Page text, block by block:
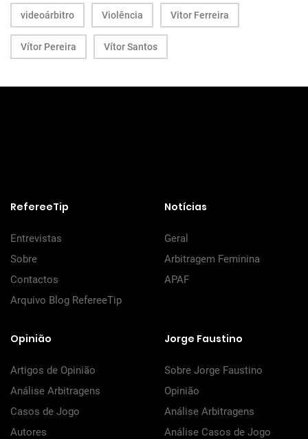
videoárbitro Violência Vitor Ferreira
Vítor Pereira Vítor Santos
RefereeTip
Entrevistas
Sobre
Contactos
Arquivo Blog RefereeTip
Notícias
Geral
Arbitragem Feminina
APAF
Opinião
Artigos de Opinião
Análise Arbitragens
Casos de Jogo
Autores
Jorge Faustino
Sobre Jorge Faustino
Opinião
Análise Arbitragens
Análise Casos de Jogo